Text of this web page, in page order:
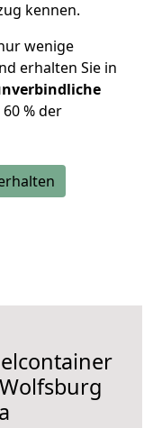
kennen.
wenige
erhalten Sie in
% der